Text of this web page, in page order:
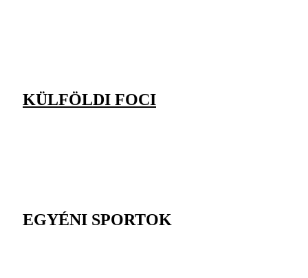
KÜLFÖLDI FOCI
EGYÉNI SPORTOK